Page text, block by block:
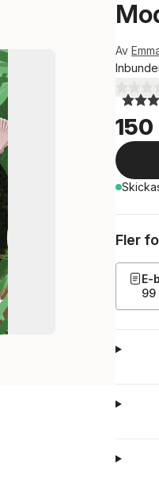
Av
5,0utav
Fler
E-
99